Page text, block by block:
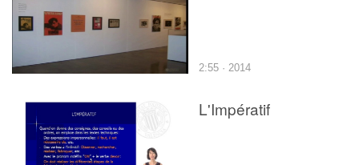
2:55 · 2014
L'Impératif